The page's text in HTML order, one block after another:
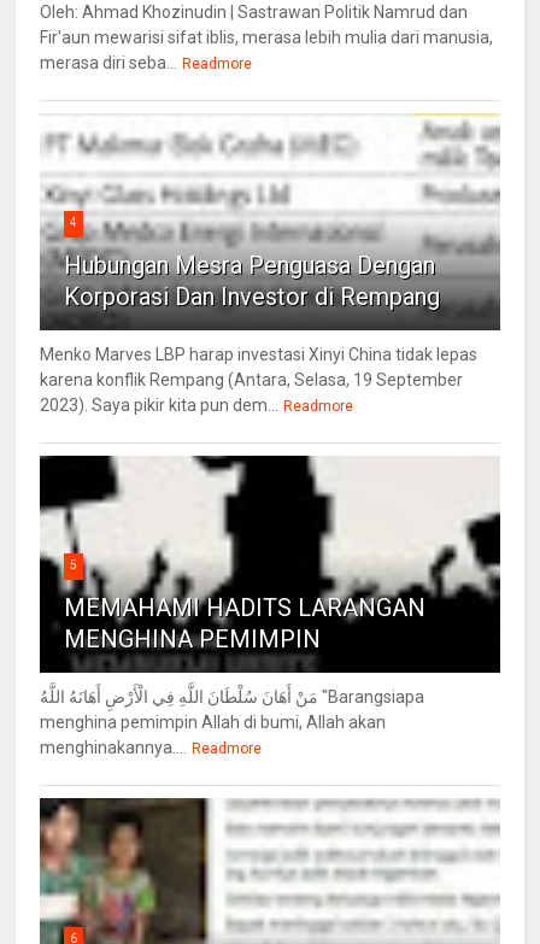
Oleh: Ahmad Khozinudin | Sastrawan Politik Namrud dan
Fir'aun mewarisi sifat iblis, merasa lebih mulia dari manusia,
merasa diri seba...
Readmore
4
Hubungan Mesra Penguasa Dengan
Korporasi Dan Investor di Rempang
Menko Marves LBP harap investasi Xinyi China tidak lepas
karena konflik Rempang (Antara, Selasa, 19 September
2023). Saya pikir kita pun dem...
Readmore
5
MEMAHAMI HADITS LARANGAN
MENGHINA PEMIMPIN
مَنْ أَهَانَ سُلْطَانَ اللَّهِ فِي الْأَرْضِ أَهَانَهُ اللَّهُ "Barangsiapa
menghina pemimpin Allah di bumi, Allah akan
menghinakannya....
Readmore
6